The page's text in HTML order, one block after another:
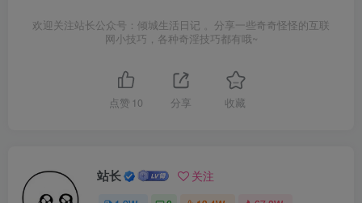
欢迎关注站长公众号：倾城生活日记 。分享一些奇奇怪怪的互联
网小技巧，各种奇淫技巧都有哦~
点赞 10 分享 收藏
站长 关注